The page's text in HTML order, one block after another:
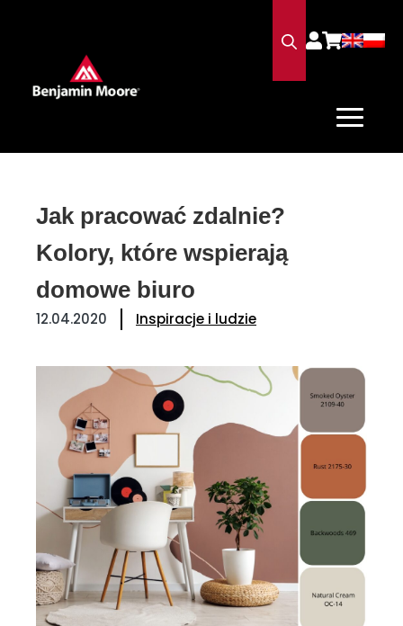
Jak pracować zdalnie?
Kolory, które wspierają
domowe biuro
12.04.2020 Inspiracje i ludzie